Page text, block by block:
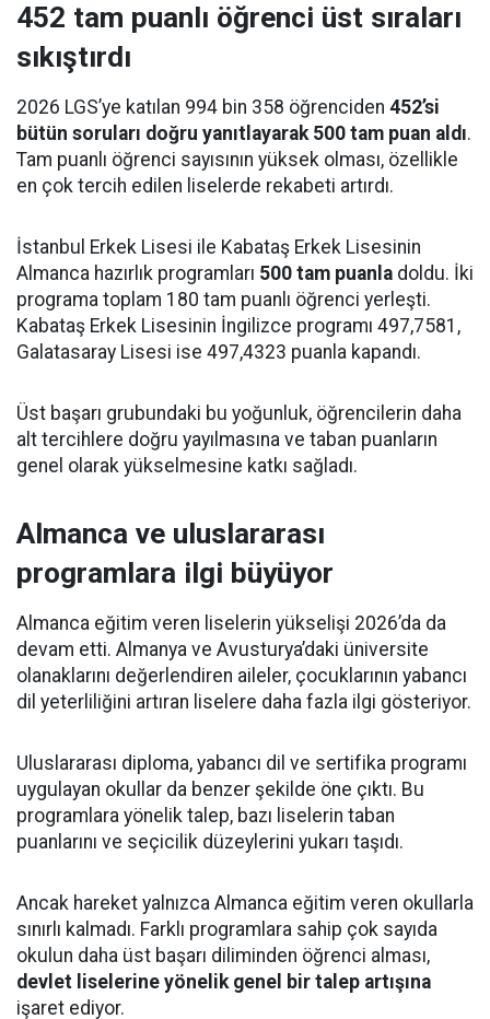
452 tam puanlı öğrenci üst sıraları
sıkıştırdı
2026 LGS’ye katılan 994 bin 358 öğrenciden 452’si
bütün soruları doğru yanıtlayarak 500 tam puan aldı.
Tam puanlı öğrenci sayısının yüksek olması, özellikle
en çok tercih edilen liselerde rekabeti artırdı.
İstanbul Erkek Lisesi ile Kabataş Erkek Lisesinin
Almanca hazırlık programları 500 tam puanla doldu. İki
programa toplam 180 tam puanlı öğrenci yerleşti.
Kabataş Erkek Lisesinin İngilizce programı 497,7581,
Galatasaray Lisesi ise 497,4323 puanla kapandı.
Üst başarı grubundaki bu yoğunluk, öğrencilerin daha
alt tercihlere doğru yayılmasına ve taban puanların
genel olarak yükselmesine katkı sağladı.
Almanca ve uluslararası
programlara ilgi büyüyor
Almanca eğitim veren liselerin yükselişi 2026’da da
devam etti. Almanya ve Avusturya’daki üniversite
olanaklarını değerlendiren aileler, çocuklarının yabancı
dil yeterliliğini artıran liselere daha fazla ilgi gösteriyor.
Uluslararası diploma, yabancı dil ve sertifika programı
uygulayan okullar da benzer şekilde öne çıktı. Bu
programlara yönelik talep, bazı liselerin taban
puanlarını ve seçicilik düzeylerini yukarı taşıdı.
Ancak hareket yalnızca Almanca eğitim veren okullarla
sınırlı kalmadı. Farklı programlara sahip çok sayıda
okulun daha üst başarı diliminden öğrenci alması,
devlet liselerine yönelik genel bir talep artışına
işaret ediyor.